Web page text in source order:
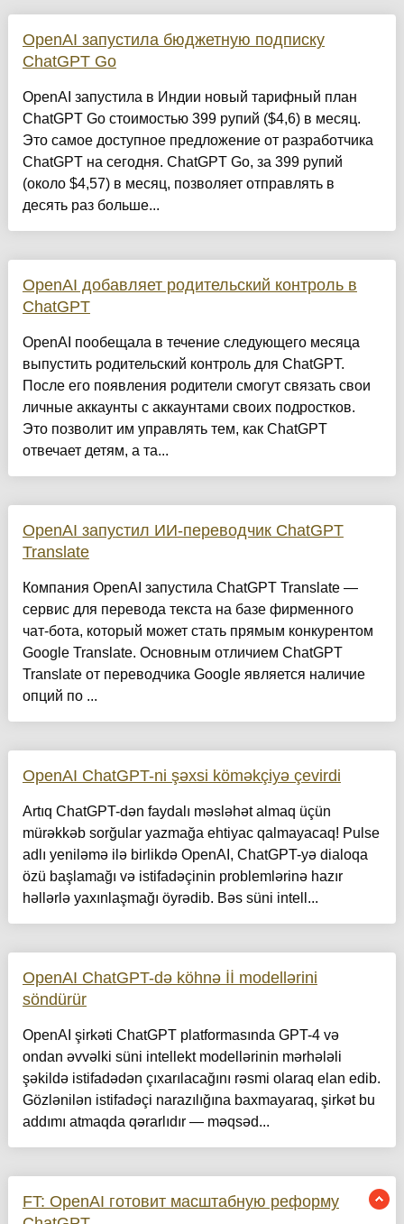
OpenAI запустила бюджетную подписку
ChatGPT Go
OpenAI запустила в Индии новый тарифный план
ChatGPT Go стоимостью 399 рупий ($4,6) в месяц.
Это самое доступное предложение от разработчика
ChatGPT на сегодня. ChatGPT Go, за 399 рупий
(около $4,57) в месяц, позволяет отправлять в
десять раз больше...
OpenAI добавляет родительский контроль в
ChatGPT
OpenAI пообещала в течение следующего месяца
выпустить родительский контроль для ChatGPT.
После его появления родители смогут связать свои
личные аккаунты с аккаунтами своих подростков.
Это позволит им управлять тем, как ChatGPT
отвечает детям, а та...
OpenAI запустил ИИ-переводчик ChatGPT
Translate
Компания OpenAI запустила ChatGPT Translate —
сервис для перевода текста на базе фирменного
чат-бота, который может стать прямым конкурентом
Google Translate. Основным отличием ChatGPT
Translate от переводчика Google является наличие
опций по ...
OpenAI ChatGPT-ni şəxsi köməkçiyə çevirdi
Artıq ChatGPT-dən faydalı məsləhət almaq üçün
mürəkkəb sorğular yazmağa ehtiyac qalmayacaq! Pulse
adlı yeniləmə ilə birlikdə OpenAI, ChatGPT-yə dialoqa
özü başlamağı və istifadəçinin problemlərinə hazır
həllərlə yaxınlaşmağı öyrədib. Bəs süni intell...
OpenAI ChatGPT-də köhnə İİ modellərini
söndürür
OpenAI şirkəti ChatGPT platformasında GPT-4 və
ondan əvvəlki süni intellekt modellərinin mərhələli
şəkildə istifadədən çıxarılacağını rəsmi olaraq elan edib.
Gözlənilən istifadəçi narazılığına baxmayaraq, şirkət bu
addımı atmaqda qərarlıdır — məqsəd...
FT: OpenAI готовит масштабную реформу